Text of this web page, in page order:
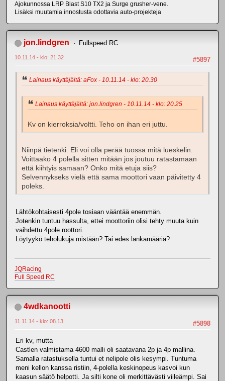
Ajokunnossa LRP Blast S10 TX2 ja Surge grusher-vene.
Lisäksi muutamia innostusta odottavia auto-projekteja
jon.lindgren Fullspeed RC
#5897
10.11.14 - klo: 21.32
Lainaus käyttäjältä: aFox - 10.11.14 - klo: 20.30
Lainaus käyttäjältä: jon.lindgren - 10.11.14 - klo: 20.25
Kv on kierroksia/voltti. Teho on ihan eri juttu.
Niinpä tietenki. Eli voi olla perää tuossa mitä lueskelin.
Voittaako 4 polella sitten mitään jos joutuu ratastamaan
että kiihtyis samaan? Onko mitä etuja siis?
Selvennykseks vielä että sama moottori vaan päivitetty 4
poleks.
Lähtökohtaisesti 4pole tosiaan vääntää enemmän.
Jotenkin tuntuu hassulta, ettei moottoriin olisi tehty muuta kuin
vaihdettu 4pole roottori.
Löytyykö teholukuja mistään? Tai edes lankamääriä?
JQRacing
Full Speed RC
4wdkanootti
#5898
11.11.14 - klo: 08.13
Eri kv, mutta
Castlen valmistama 4600 malli oli saatavana 2p ja 4p mallina.
Samalla ratastuksella tuntui et nelipole olis kesympi. Tuntuma
meni kellon kanssa ristiin, 4-polella keskinopeus kasvoi kun
kaasun säätö helpotti. Ja silti kone oli merkittävästi viileämpi. Sai